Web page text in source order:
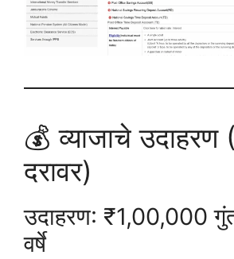
💰 व्याजाचे उदाहरण
दरावर)
उदाहरण: ₹1,00,000
वर्षे